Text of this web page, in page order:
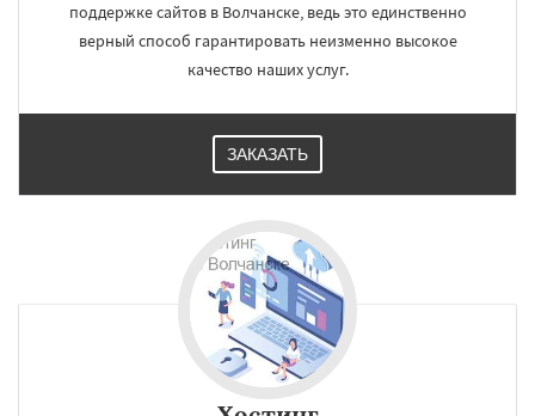
поддержке сайтов в Волчанске, ведь это единственно
верный способ гарантировать неизменно высокое
качество наших услуг.
ЗАКАЗАТЬ